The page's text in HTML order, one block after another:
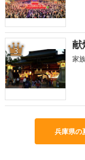
3 献
家
兵庫県の